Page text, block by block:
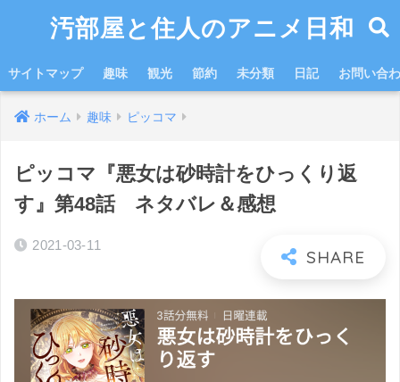
汚部屋と住人のアニメ日和
サイトマップ 趣味 観光 節約 未分類 日記 お問い合
ホーム 趣味 ピッコマ
ピッコマ『悪女は砂時計をひっくり返
す』第48話 ネタバレ＆感想
2021-03-11